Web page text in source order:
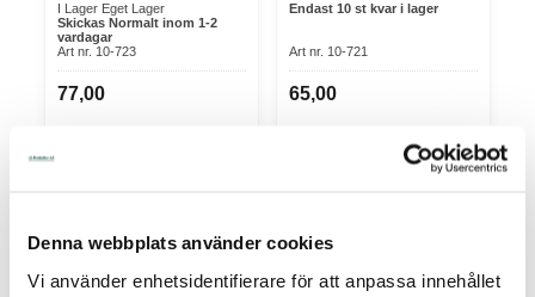
Denna webbplats använder cookies
Vi använder enhetsidentifierare för att anpassa innehållet
I Lager Eget Lager
Skickas Normalt inom 1-2
vardagar
Art nr. 10-723
77,00
Endast 10 st kvar i lager
Art nr. 10-721
65,00
Köp